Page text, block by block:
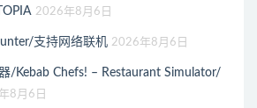
2026年8月6日
支持网络联机 2026年8月6日
/Kebab Chefs! – Restaurant Simulator/
8月6日